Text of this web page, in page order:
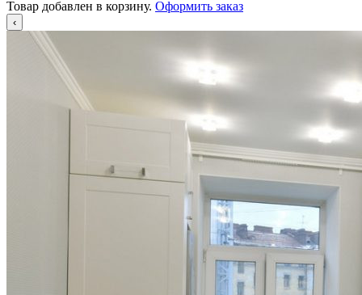
Товар добавлен в корзину. Оформить заказ